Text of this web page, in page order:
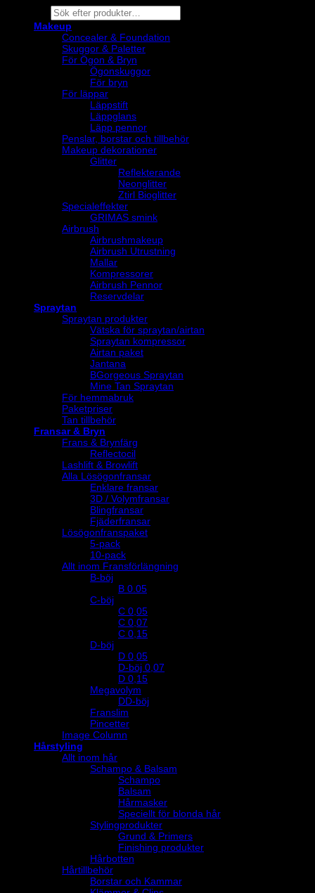
Products
search
Makeup
Concealer & Foundation
Skuggor & Paletter
För Ögon & Bryn
Ögonskuggor
För bryn
För läppar
Läppstift
Läppglans
Läpp pennor
Penslar, borstar och tillbehör
Makeup dekorationer
Glitter
Reflekterande
Neonglitter
Ztirl Bioglitter
Specialeffekter
GRIMAS smink
Airbrush
Airbrushmakeup
Airbrush Utrustning
Mallar
Kompressorer
Airbrush Pennor
Reservdelar
Spraytan
Spraytan produkter
Vätska för spraytan/airtan
Spraytan kompressor
Airtan paket
Jantana
BGorgeous Spraytan
Mine Tan Spraytan
För hemmabruk
Paketpriser
Tan tillbehör
Fransar & Bryn
Frans & Brynfärg
Reflectocil
Lashlift & Browlift
Alla Lösögonfransar
Enklare fransar
3D / Volymfransar
Blingfransar
Fjäderfransar
Lösögonfranspaket
5-pack
10-pack
Allt inom Fransförlängning
B-böj
B 0.05
C-böj
C 0,05
C 0,07
C 0,15
D-böj
D 0,05
D-böj 0,07
D 0,15
Megavolym
DD-böj
Franslim
Pincetter
Image Column
Hårstyling
Allt inom hår
Schampo & Balsam
Schampo
Balsam
Hårmasker
Speciellt för blonda hår
Stylingprodukter
Grund & Primers
Finishing produkter
Hårbotten
Hårtillbehör
Borstar och Kammar